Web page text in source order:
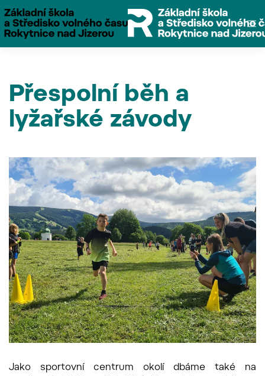
Přejít na hlavní obsah
Přespolní běh a
lyžařské závody
Jako sportovní centrum okolí dbáme také na